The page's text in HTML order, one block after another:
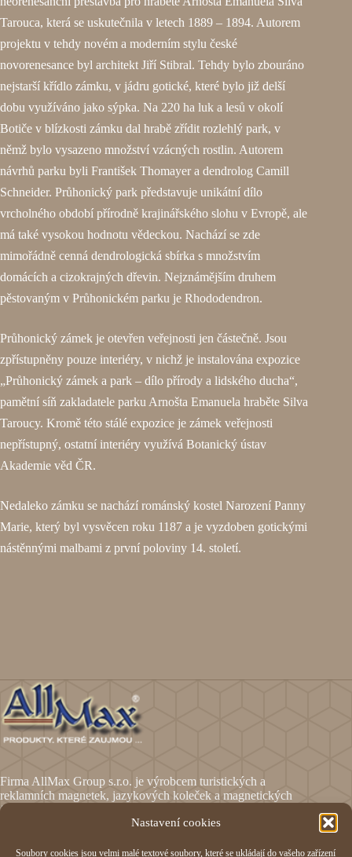
Nastavení cookies
Soubory cookies jsou velmi malé textové soubory, které se ukládají do vašeho zařízení
Tarouca, která se uskutečnila v letech 1889 – 1894. Autorem
projektu v tehdy novém a moderním stylu české
novorenesance byl architekt Jiří Stibral. Tehdy bylo zbouráno
nejstarší křídlo zámku, v jádru gotické, které bylo již delší
dobu využíváno jako sýpka. Na 220 ha luk a lesů v okolí
Botiče v blízkosti zámku dal hrabě zřídit rozlehlý park, v
němž bylo vysazeno množství vzácných rostlin. Autorem
návrhů parku byli František Thomayer a dendrolog Camill
Schneider. Průhonický park představuje unikátní dílo
vrcholného období přírodně krajinářského slohu v Evropě, ale
má také vysokou hodnotu vědeckou. Nachází se zde
mimořádně cenná dendrologická sbírka s množstvím
domácích a cizokrajných dřevin. Nejznámějším druhem
pěstovaným v Průhonickém parku je Rhododendron.
Průhonický zámek je otevřen veřejnosti jen částečně. Jsou
zpřístupněny pouze interiéry, v nichž je instalována expozice
„Průhonický zámek a park – dílo přírody a lidského ducha“,
pamětní síň zakladatele parku Arnošta Emanuela hraběte Silva
Taroucy. Kromě této stálé expozice je zámek veřejnosti
nepřístupný, ostatní interiéry využívá Botanický ústav
Akademie věd ČR.
Nedaleko zámku se nachází románský kostel Narození Panny
Marie, který byl vysvěcen roku 1187 a je vyzdoben gotickými
nástěnnými malbami z první poloviny 14. století.
Firma AllMax Group s.r.o. je výrobcem turistických a
reklamních magnetek, jazykových koleček a magnetických
fólií.